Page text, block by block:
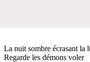
La nuit sombre écrasant la
Regarde les démons voler